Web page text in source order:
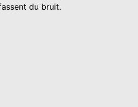
du bruit.